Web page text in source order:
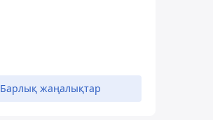
Барлық жаңалықтар